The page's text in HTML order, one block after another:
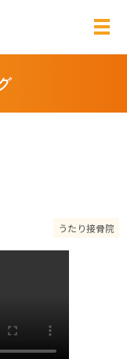
うたり接骨院